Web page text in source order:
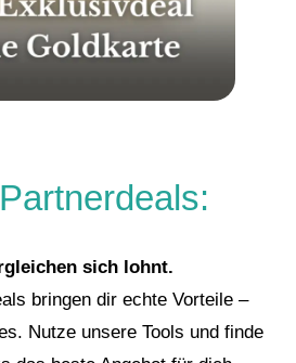
sich lohnt.
bringen dir echte Vorteile –
Nutze unsere Tools und finde